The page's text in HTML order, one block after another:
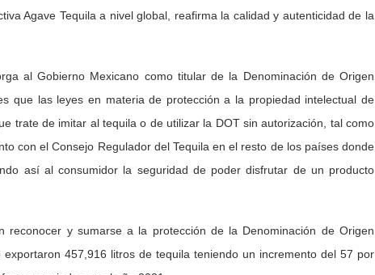
Agave Tequila a nivel global, reafirma la calidad y autenticidad de la
al Gobierno Mexicano como titular de la Denominación de Origen
que las leyes en materia de protección a la propiedad intelectual de
trate de imitar al tequila o de utilizar la DOT sin autorización, tal como
con el Consejo Regulador del Tequila en el resto de los países donde
así al consumidor la seguridad de poder disfrutar de un producto
y sumarse a la protección de la Denominación de Origen
457,916 litros de tequila teniendo un incremento del 57 por